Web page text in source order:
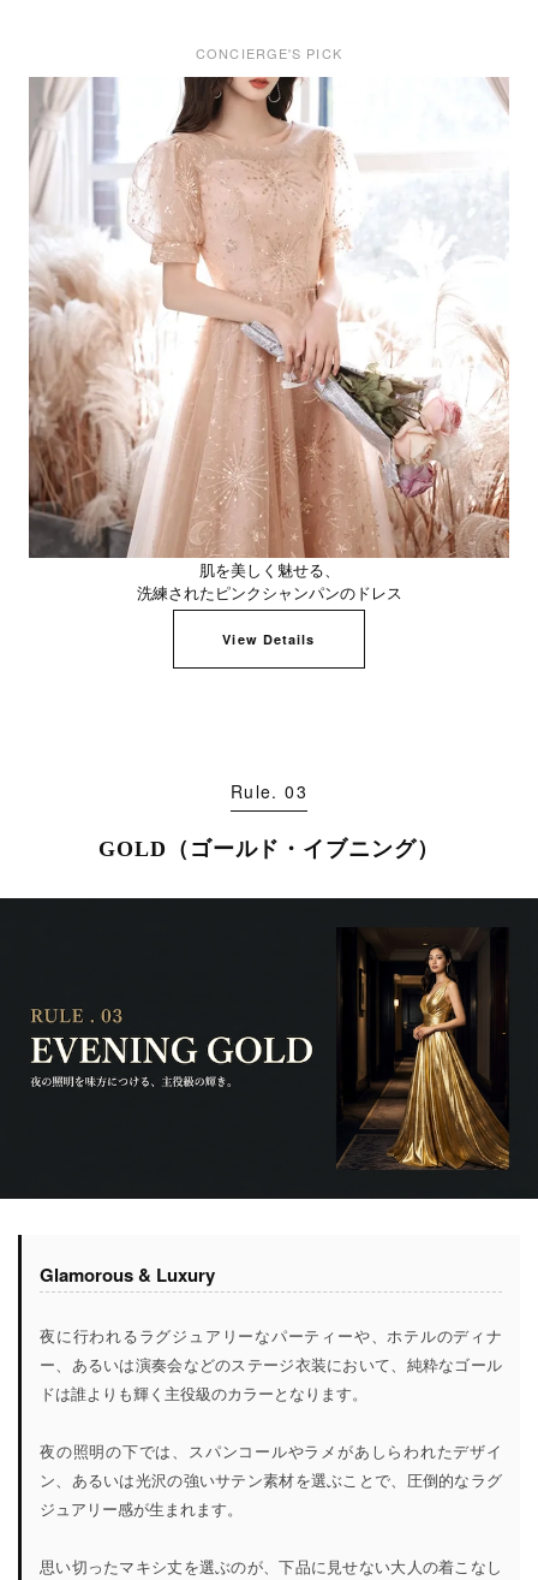
CONCIERGE'S PICK
肌を美しく魅せる、
洗練されたピンクシャンパンのドレス
View Details
Rule. 03
GOLD（ゴールド・イブニング）
Glamorous & Luxury
夜に行われるラグジュアリーなパーティーや、ホテルのディナ
ー、あるいは演奏会などのステージ衣装において、純粋なゴール
ドは誰よりも輝く主役級のカラーとなります。
夜の照明の下では、スパンコールやラメがあしらわれたデザイ
ン、あるいは光沢の強いサテン素材を選ぶことで、圧倒的なラグ
ジュアリー感が生まれます。
思い切ったマキシ丈を選ぶのが、下品に見せない大人の着こなし